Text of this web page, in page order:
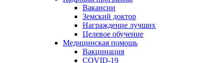
Вакансии
Земский доктор
Награждение лучших
Целевое обучение
Медицинская помощь
Вакцинация
COVID-19